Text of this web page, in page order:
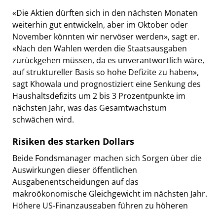
«Die Aktien dürften sich in den nächsten Monaten
weiterhin gut entwickeln, aber im Oktober oder
November könnten wir nervöser werden», sagt er.
«Nach den Wahlen werden die Staatsausgaben
zurückgehen müssen, da es unverantwortlich wäre,
auf struktureller Basis so hohe Defizite zu haben»,
sagt Khowala und prognostiziert eine Senkung des
Haushaltsdefizits um 2 bis 3 Prozentpunkte im
nächsten Jahr, was das Gesamtwachstum
schwächen wird.
Risiken des starken Dollars
Beide Fondsmanager machen sich Sorgen über die
Auswirkungen dieser öffentlichen
Ausgabenentscheidungen auf das
makroökonomische Gleichgewicht im nächsten Jahr.
Höhere US-Finanzausgaben führen zu höheren